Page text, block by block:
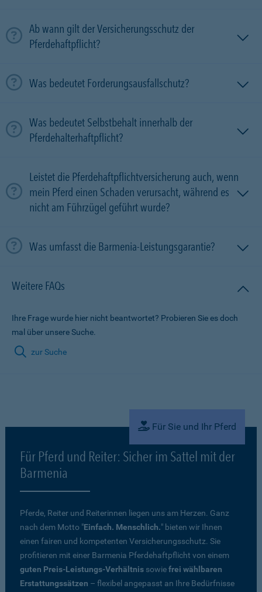
Ab wann gilt der Versicherungsschutz der
Pferdehaftpflicht?
Was bedeutet Forderungsausfallschutz?
Was bedeutet Selbstbehalt innerhalb der
Pferdehalterhaftpflicht?
Leistet die Pferdehaftpflichtversicherung auch, wenn
mein Pferd einen Schaden verursacht, während es
nicht am Führzügel geführt wurde?
Was umfasst die Barmenia-Leistungsgarantie?
Weitere FAQs
Ihre Frage wurde hier nicht beantwortet? Probieren Sie es doch
mal über unsere Suche.
zur Suche
Für Sie und Ihr Pferd
Für Pferd und Reiter: Sicher im Sattel mit der
Barmenia
Pferde, Reiter und Reiterinnen liegen uns am Herzen. Ganz
nach dem Motto "Einfach. Menschlich." bieten wir Ihnen
einen fairen und kompetenten Versicherungsschutz. Sie
profitieren mit einer Barmenia Pferdehaftpflicht von einem
guten Preis-Leistungs-Verhältnis sowiefrei wählbaren
Erstattungssätzen – flexibel angepasst an Ihre Bedürfnisse